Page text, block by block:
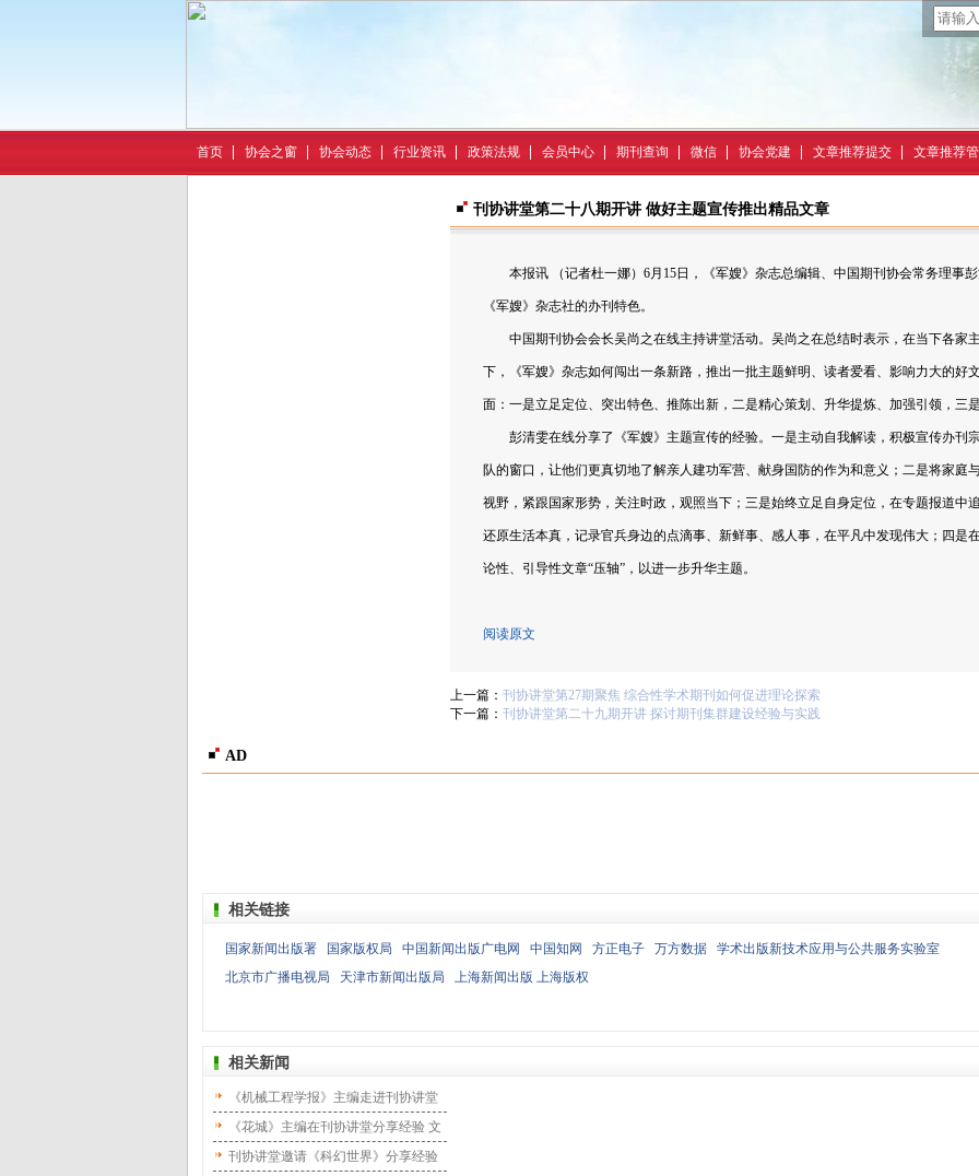
首页 协会之窗 协会动态 行业资讯 政策法规 会员中心 期刊查询 微信 协会党建 文章推荐提交 文章推荐
刊协讲堂第二十八期开讲 做好主题宣传推出精品文章
本报讯 （记者杜一娜）6月15日，《军嫂》杂志总编辑、中国期刊协会常务理事
《军嫂》杂志社的办刊特色。
中国期刊协会会长吴尚之在线主持讲堂活动。吴尚之在总结时表示，在当下各家
下，《军嫂》杂志如何闯出一条新路，推出一批主题鲜明、读者爱看、影响力大的好
面：一是立足定位、突出特色、推陈出新，二是精心策划、升华提炼、加强引领，三
彭清雯在线分享了《军嫂》主题宣传的经验。一是主动自我解读，积极宣传办刊
队的窗口，让他们更真切地了解亲人建功军营、献身国防的作为和意义；二是将家庭
视野，紧跟国家形势，关注时政，观照当下；三是始终立足自身定位，在专题报道中
还原生活本真，记录官兵身边的点滴事、新鲜事、感人事，在平凡中发现伟大；四是
论性、引导性文章“压轴”，以进一步升华主题。
阅读原文
上一篇： 刊协讲堂第27期聚焦 综合性学术期刊如何促进理论探索
下一篇： 刊协讲堂第二十九期开讲 探讨期刊集群建设经验与实践
AD
相关链接
国家新闻出版署 国家版权局 中国新闻出版广电网 中国知网 方正电子 万方数据
学术出版新技术应用与公共服务实验室
北京市广播电视局
天津市新闻出版局 上海新闻出版 上海版权
相关新闻
《机械工程学报》主编走进刊协讲堂
服务国家战略建好“三个团队”
《花城》主编在刊协讲堂分享经验 文
学期刊如何紧跟时代繁荣大众文学
刊协讲堂邀请《科幻世界》分享经验